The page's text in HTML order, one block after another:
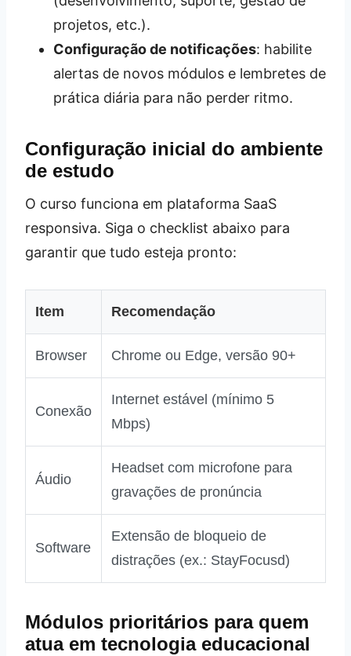
projetos, etc.).
Configuração de notificações: habilite
alertas de novos módulos e lembretes de
prática diária para não perder ritmo.
Configuração inicial do ambiente
de estudo
O curso funciona em plataforma SaaS
responsiva. Siga o checklist abaixo para
garantir que tudo esteja pronto:
Item Recomendação
Browser Chrome ou Edge, versão 90+
Conexão
Internet estável (mínimo 5
Mbps)
Áudio
Headset com microfone para
gravações de pronúncia
Software
Extensão de bloqueio de
distrações (ex.: StayFocusd)
Módulos prioritários para quem
atua em tecnologia educacional